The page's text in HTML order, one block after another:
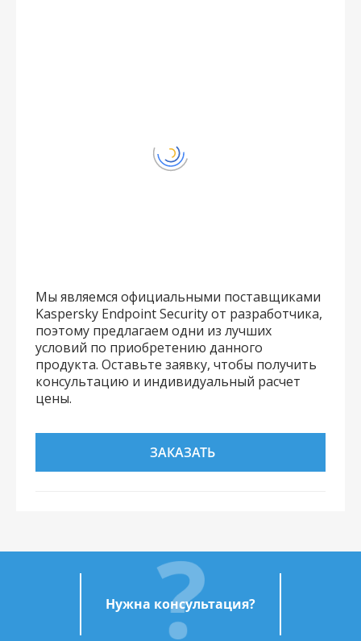
Мы являемся официальными поставщиками
Kaspersky Endpoint Security от разработчика,
поэтому предлагаем одни из лучших
условий по приобретению данного
продукта. Оставьте заявку, чтобы получить
консультацию и индивидуальный расчет
цены.
ЗАКАЗАТЬ
Нужна консультация?